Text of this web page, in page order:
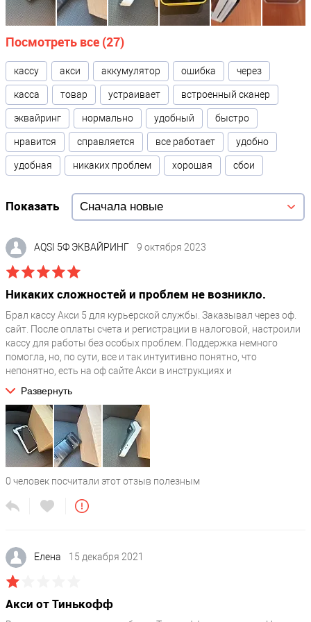
Физические параметры
Цвет
Габариты без упаковки (д/ш/в)
18.7 / 8.5 / 6.4
Вес НЕТТО (в граммах) ?
433
Высота ?
187
Ширина
Глубина ?
64
Аккумулятор
Наличие аккумулятора ?
есть
Время работы без подзарядки, часов
14
Емкость аккумулятора, мАч ?
2600
Тип аккумулятора ?
Li-Ion
Питание
Напряжение, Вольт
7.4
Условия эксплуатации
Посмотреть все (27)
кассу акси аккумулятор ошибка через
касса товар устраивает встроенный сканер
эквайринг нормально удобный быстро
нравится справляется все работает удобно
удобная никаких проблем хорошая сбои
Показать
AQSI 5Ф ЭКВАЙРИНГ 9 октября 2023
Никаких сложностей и проблем не возникло.
Брал кассу Акси 5 для курьерской службы. Заказывал через оф.
сайт. После оплаты счета и регистрации в налоговой, настроили
кассу для работы без особых проблем. Поддержка немного
помогла, но, по сути, все и так интуитивно понятно, что
непонятно, есть на оф сайте Акси в инструкциях и
сбоев. Аккумулятор отличный, часто подзаряжать не нужно.
Развернуть
0 человек посчитали этот отзыв полезным
Елена 15 декабря 2021
Акси от Тинькофф